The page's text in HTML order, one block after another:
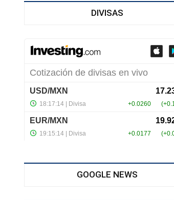
DIVISAS
GOOGLE NEWS